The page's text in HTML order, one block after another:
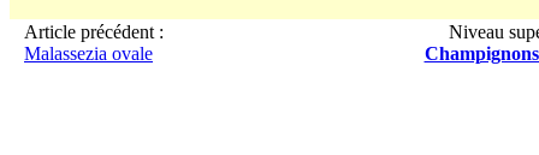
Article précédent :
Malassezia ovale
Niveau